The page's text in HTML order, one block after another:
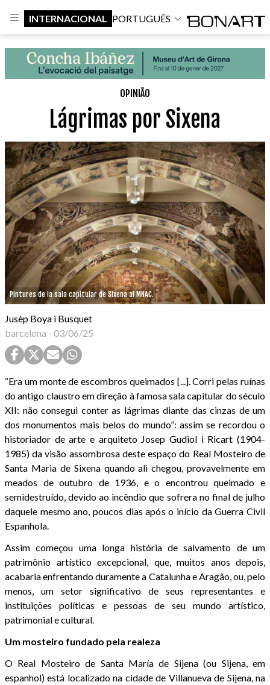
INTERNACIONAL PORTUGUÊS
OPINIÃO
Lágrimas por Sixena
Pintures de la sala capitular de Sixena al MNAC.
Jusèp Boya i Busquet
barcelona - 03/06/25
“Era um monte de escombros queimados [...]. Corri pelas ruínas
do antigo claustro em direção à famosa sala capitular do século
XII: não consegui conter as lágrimas diante das cinzas de um
dos monumentos mais belos do mundo”: assim se recordou o
historiador de arte e arquiteto Josep Gudiol i Ricart (1904-
1985) da visão assombrosa deste espaço do Real Mosteiro de
Santa Maria de Sixena quando ali chegou, provavelmente em
meados de outubro de 1936, e o encontrou queimado e
semidestruído, devido ao incêndio que sofrera no final de julho
daquele mesmo ano, poucos dias após o início da Guerra Civil
Espanhola.
Assim começou uma longa história de salvamento de um
patrimônio artístico excepcional, que, muitos anos depois,
acabaria enfrentando duramente a Catalunha e Aragão, ou, pelo
menos, um setor significativo de seus representantes e
instituições políticas e pessoas de seu mundo artístico,
patrimonial e cultural.
Um mosteiro fundado pela realeza
O Real Mosteiro de Santa María de Sijena (ou Sijena, em
espanhol) está localizado na cidade de Villanueva de Sijena, na